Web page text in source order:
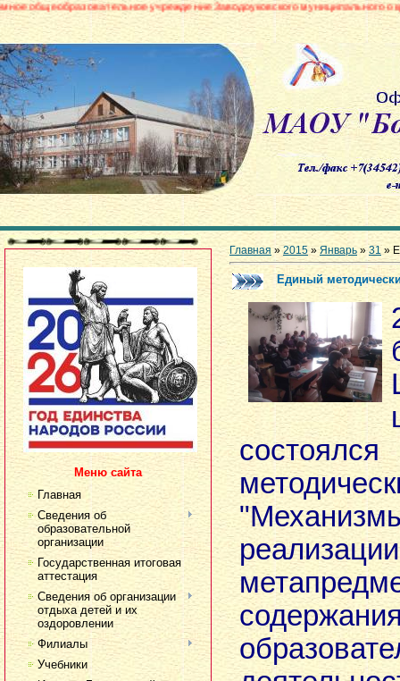
учреждение Заводоуковского муниципального округа
Меню сайта
Главная
Сведения об
образовательной
организации
Государственная итоговая
аттестация
Сведения об организации
отдыха детей и их
оздоровлении
Филиалы
Учебники
Главная »2015 » Январь » 31 »
Единый
реализации